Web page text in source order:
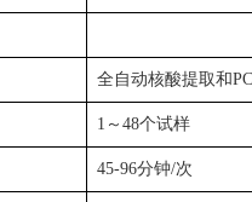
全自动核酸提取和
1～48个试样
45-96分钟/次